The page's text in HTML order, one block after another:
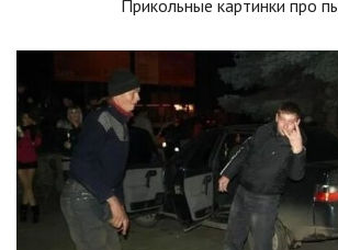
Прикольные картинки про